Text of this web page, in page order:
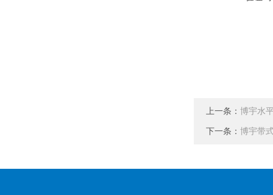
上一条： 博宇水
下一条： 博宇带